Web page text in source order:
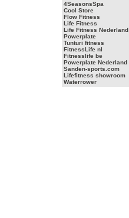
4SeasonsSpa
Cool Store
Flow Fitness
Life Fitness
Life Fitness Nederland
Powerplate
Tunturi fitness
FitnessLife nl
Fitnesslife be
Powerplate Nederland
Sanden-sports.com
Lifefitness showroom
Waterrower